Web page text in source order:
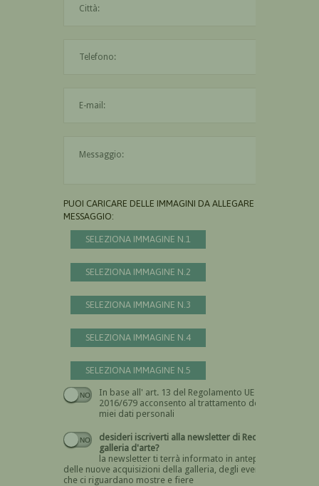
PUOI CARICARE DELLE IMMAGINI DA ALLEGARE AL
MESSAGGIO:
SELEZIONA IMMAGINE N.1
SELEZIONA IMMAGINE N.2
SELEZIONA IMMAGINE N.3
SELEZIONA IMMAGINE N.4
SELEZIONA IMMAGINE N.5
In base all' art. 13 del Regolamento UE n.
2016/679 acconsento al trattamento dei
miei dati personali
Devi dare il consenso
desideri iscriverti alla newsletter di Recta
galleria d'arte?
la newsletter ti terrà informato in anteprima
delle nuove acquisizioni della galleria, degli eventi
che ci riguardano mostre e fiere